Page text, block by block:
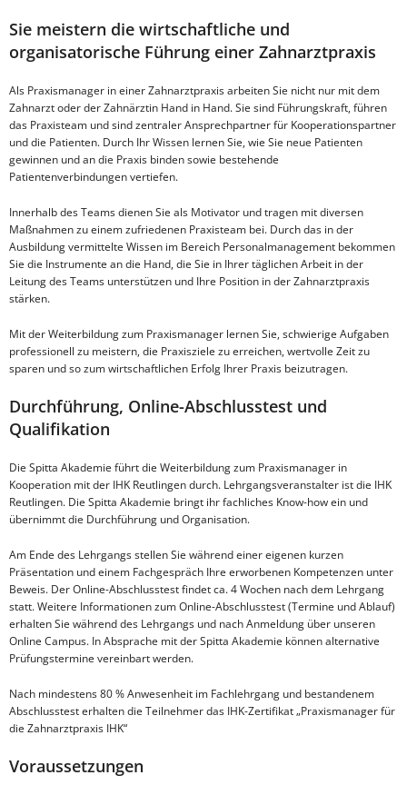
Sie meistern die wirtschaftliche und
organisatorische Führung einer Zahnarztpraxis
Als Praxismanager in einer Zahnarztpraxis arbeiten Sie nicht nur mit dem
Zahnarzt oder der Zahnärztin Hand in Hand. Sie sind Führungskraft, führen
das Praxisteam und sind zentraler Ansprechpartner für Kooperationspartner
und die Patienten. Durch Ihr Wissen lernen Sie, wie Sie neue Patienten
gewinnen und an die Praxis binden sowie bestehende
Patientenverbindungen vertiefen.
Innerhalb des Teams dienen Sie als Motivator und tragen mit diversen
Maßnahmen zu einem zufriedenen Praxisteam bei. Durch das in der
Ausbildung vermittelte Wissen im Bereich Personalmanagement bekommen
Sie die Instrumente an die Hand, die Sie in Ihrer täglichen Arbeit in der
Leitung des Teams unterstützen und Ihre Position in der Zahnarztpraxis
stärken.
Mit der Weiterbildung zum Praxismanager lernen Sie, schwierige Aufgaben
professionell zu meistern, die Praxisziele zu erreichen, wertvolle Zeit zu
sparen und so zum wirtschaftlichen Erfolg Ihrer Praxis beizutragen.
Durchführung, Online-Abschlusstest und
Qualifikation
Die Spitta Akademie führt die Weiterbildung zum Praxismanager in
Kooperation mit der IHK Reutlingen durch. Lehrgangsveranstalter ist die IHK
Reutlingen. Die Spitta Akademie bringt ihr fachliches Know-how ein und
übernimmt die Durchführung und Organisation.
Am Ende des Lehrgangs stellen Sie während einer eigenen kurzen
Präsentation und einem Fachgespräch Ihre erworbenen Kompetenzen unter
Beweis. Der Online-Abschlusstest findet ca. 4 Wochen nach dem Lehrgang
statt. Weitere Informationen zum Online-Abschlusstest (Termine und Ablauf)
erhalten Sie während des Lehrgangs und nach Anmeldung über unseren
Online Campus. In Absprache mit der Spitta Akademie können alternative
Prüfungstermine vereinbart werden.
Nach mindestens 80 % Anwesenheit im Fachlehrgang und bestandenem
Abschlusstest erhalten die Teilnehmer das IHK-Zertifikat „Praxismanager für
die Zahnarztpraxis IHK“
Voraussetzungen